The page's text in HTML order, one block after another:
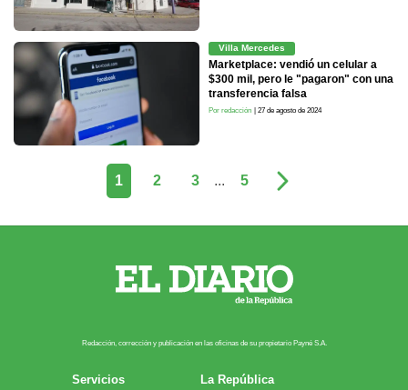
Villa Mercedes
Marketplace: vendió un celular a
$300 mil, pero le "pagaron" con una
transferencia falsa
Por redacción | 27 de agosto de 2024
1 2 3 ... 5
Redacción, corrección y publicación en las oficinas de su propietario Payn​é S.A.
Servicios
La República